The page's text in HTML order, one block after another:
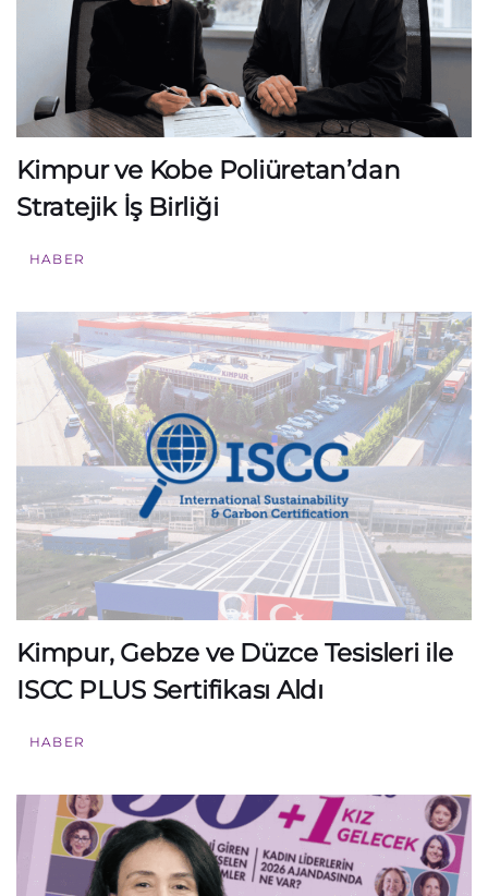
Kimpur ve Kobe Poliüretan’dan
Stratejik İş Birliği
HABER
Kimpur, Gebze ve Düzce Tesisleri ile
ISCC PLUS Sertifikası Aldı
HABER